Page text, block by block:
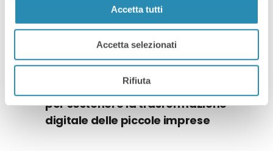
Accetta tutti
Accetta selezionati
Rifiuta
Investo Digitale: una proposta
per sostenere la trasformazione
digitale delle piccole imprese